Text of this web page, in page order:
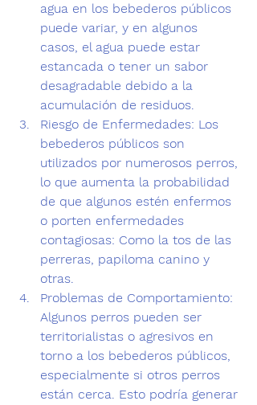
agua en los bebederos públicos
puede variar, y en algunos
casos, el agua puede estar
estancada o tener un sabor
desagradable debido a la
acumulación de residuos.
Riesgo de Enfermedades: Los
bebederos públicos son
utilizados por numerosos perros,
lo que aumenta la probabilidad
de que algunos estén enfermos
o porten enfermedades
contagiosas: Como la tos de las
perreras, papiloma canino y
otras.
Problemas de Comportamiento:
Algunos perros pueden ser
territorialistas o agresivos en
torno a los bebederos públicos,
especialmente si otros perros
están cerca. Esto podría generar